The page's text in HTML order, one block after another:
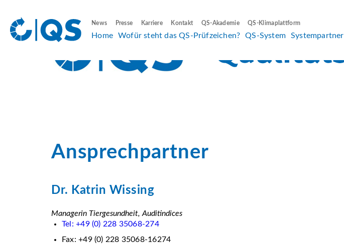
News Presse Karriere Kontakt QS-Akademie QS-Klimaplattform
Home Wofür steht das QS-Prüfzeichen? QS-System Systempartner
Ansprechpartner
Dr. Katrin Wissing
Managerin Tiergesundheit, Auditindices
Tel: +49 (0) 228 35068-274
Fax: +49 (0) 228 35068-16274